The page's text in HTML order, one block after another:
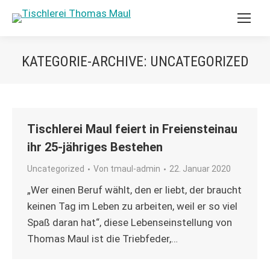
KATEGORIE-ARCHIVE: UNCATEGORIZED
Tischlerei Maul feiert in Freiensteinau
ihr 25-jähriges Bestehen
Uncategorized Von tmaul-admin 22. Januar 2020
„Wer einen Beruf wählt, den er liebt, der braucht
keinen Tag im Leben zu arbeiten, weil er so viel
Spaß daran hat“, diese Lebenseinstellung von
Thomas Maul ist die Triebfeder,…